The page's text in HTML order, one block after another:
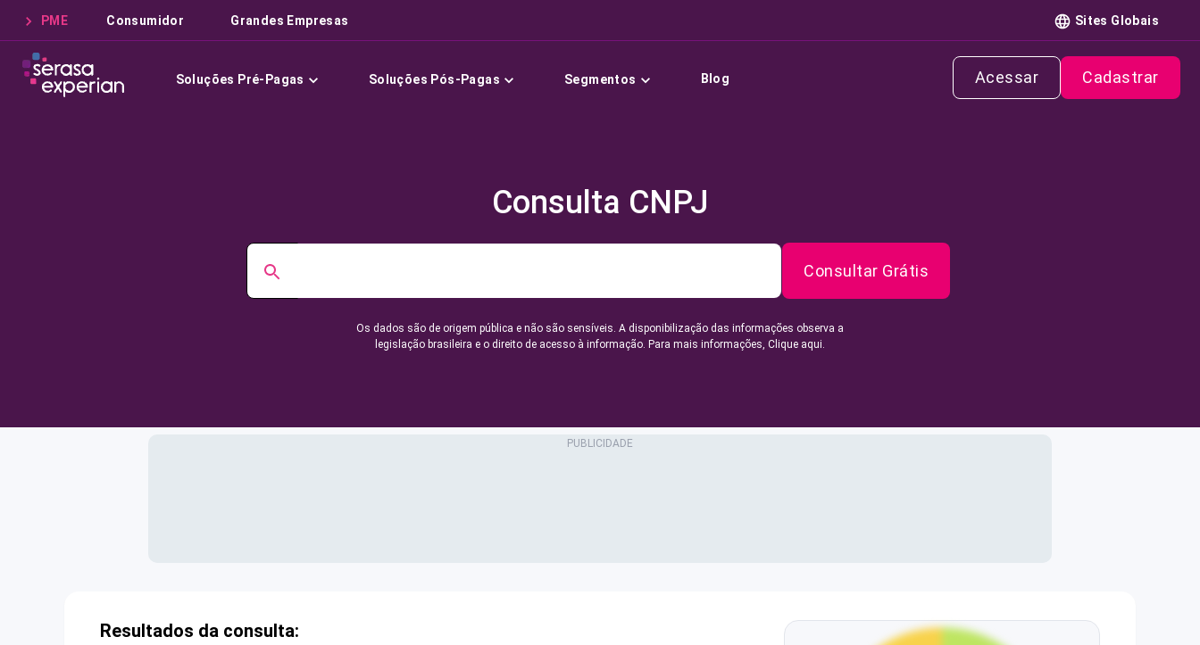
PME Consumidor Grandes Empresas Sites Globais
Soluções Pré-Pagas Soluções Pós-Pagas Segmentos Blog Acessar Cadastrar
Consulta CNPJ
Consultar Grátis
Os dados são de origem pública e não são sensíveis. A disponibilização das informações observa a
legislação brasileira e o direito de acesso à informação. Para mais informações, Clique aqui.
Resultados da consulta: